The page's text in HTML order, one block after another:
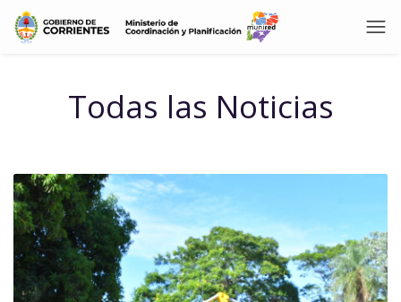
Todas las Noticias